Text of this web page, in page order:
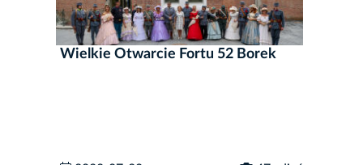
Wielkie Otwarcie Fortu 52 Borek